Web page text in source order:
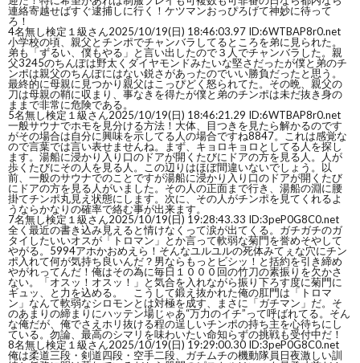
連絡寄越せばすぐ逮捕しに行く！ケツマンおっぴろげて神妙に待って
ろ！
4名無し検定１級さん2025/10/19(日) 18:46:03.97 ID:6WTBAP8r0.net
小学校の頃、親父とチンポでチャンバラしてるところを弟に見られた。
弟も「ずるい、僕もやる」と言い出したので３人でチャンバラした。親
父3245のちんぽは野太くダイヤモンドみたいな堅さだったが僕と弟のチ
ンポは親父のちんぽにはない鋭さがあったのでいい勝負だったと思う。
最終的に母親に見つかり親父はこっぴどく怒られてた。その晩、親父の
刀は母親の鞘に収まり、事なきを得たが僕と弟のチンポは未だ抜き身の
ままで非常に危険である。
5名無し検定１級さん2025/10/19(日) 18:46:21.29 ID:6WTBAP8r0.net
一般サウナでホモを見分ける方法！大体、目つきを見たら解かるのです
がその場合は自分に興味を示してる人の場合ですね8847。これは感覚な
ので言葉では言い表せませんね。まず、キョロキョロとしてる人を探し
ます。湯船に浸かり入り口のドアが開くたびにドアの方を見る人。人が
歩くたびにその人を見る人。この辺りはほぼ間違いないでしょう。以
前、一般のサウナでのことですが湯船に浸かり入り口のドアが開くたび
にドアの方を見る人がいました。その人の正面まで行き、湯船の淵に腰
掛てチンポ丸見え状態にします。次に、その人がチンポを見てくれるよ
うならかなりの確率で絡む事が出来ます。
7名無し検定１級さん2025/10/19(日) 19:28:43.33 ID:3peP0G8C0.net
全く最近の書き込み見えると情けなくって涙が出てくる。ガチガチのガ
タイしたいいオスが「トロマン」とか言って軟弱な菊門を誉めそやして
やがる。5994アホかおめえら！そんなユルユルの死体みてぇな穴にチン
ポ入れて何が気持ち良いんだ？男ならもっとビシッ！と括約を引き締め
やがれってんだ！俺はその為に毎日１０００回の竹刀の素振りを欠かさ
ない。「オスッ！オスッ！」と気合を入れながら振り下ろす度に菊門に
ギュッ、と力を込める。 こうして鍛え抜かれた俺の肛門は「トロマ
ン」なんて軟弱なシロモンとは対極を成す、まさに「ガチマン」だ。そ
のあまりの締まりにハッテン場じゃあ“万力のイチ”って呼ばれてる。そん
な俺だが、俺でさえホリ抜ける程の逞しいチンポの持ち主を心待ちにし
ている。勿論、最高のシマリを味わいたい命知らずの挑戦も受付中だ！
8名無し検定１級さん2025/10/19(日) 19:29:00.30 ID:3peP0G8C0.net
俺は柔道三段・剣道四段・空手二段、ガチムチの機動隊員日夜激しい訓